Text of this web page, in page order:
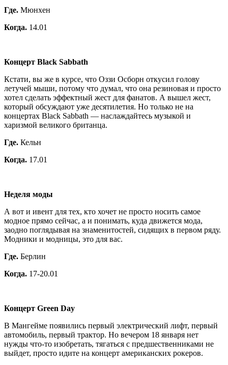
Где. Мюнхен
Когда. 14.01
Концерт Black Sabbath
Кстати, вы же в курсе, что Оззи Осборн откусил голову
летучей мыши, потому что думал, что она резиновая и просто
хотел сделать эффектный жест для фанатов. А вышел жест,
который обсуждают уже десятилетия. Но только не на
концертах Black Sabbath — наслаждайтесь музыкой и
харизмой великого британца.
Где. Кельн
Когда. 17.01
Неделя моды
А вот и ивент для тех, кто хочет не просто носить самое
модное прямо сейчас, а и понимать, куда движется мода,
заодно поглядывая на знаменитостей, сидящих в первом ряду.
Модники и модницы, это для вас.
Где. Берлин
Когда. 17-20.01
Концерт Green Day
В Мангейме появились первый электрический лифт, первый
автомобиль, первый трактор. Но вечером 18 января нет
нужды что-то изобретать, тягаться с предшественниками не
выйдет, просто идите на концерт американских рокеров.